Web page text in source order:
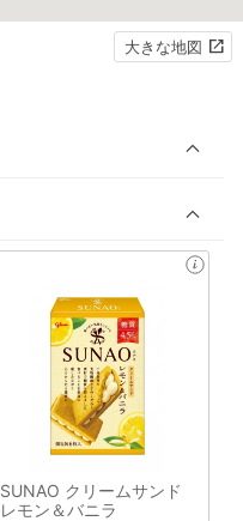
大きな地図
SUNAO クリームサンド
レモン＆バニラ